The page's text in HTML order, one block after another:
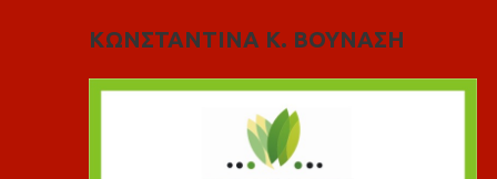
ΚΩΝΣΤΑΝΤΙΝΑ Κ. ΒΟΥΝΑΣΗ